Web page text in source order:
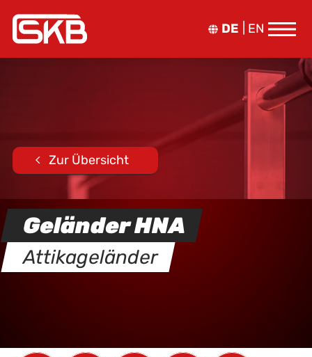
DE EN
Zur Übersicht
Geländer HNA
Attikageländer